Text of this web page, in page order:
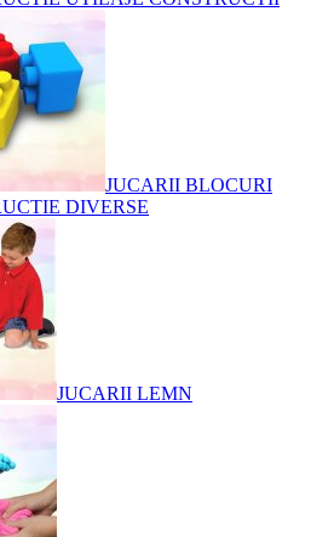
JUCARII BLOCURI
DIVERSE
JUCARII LEMN